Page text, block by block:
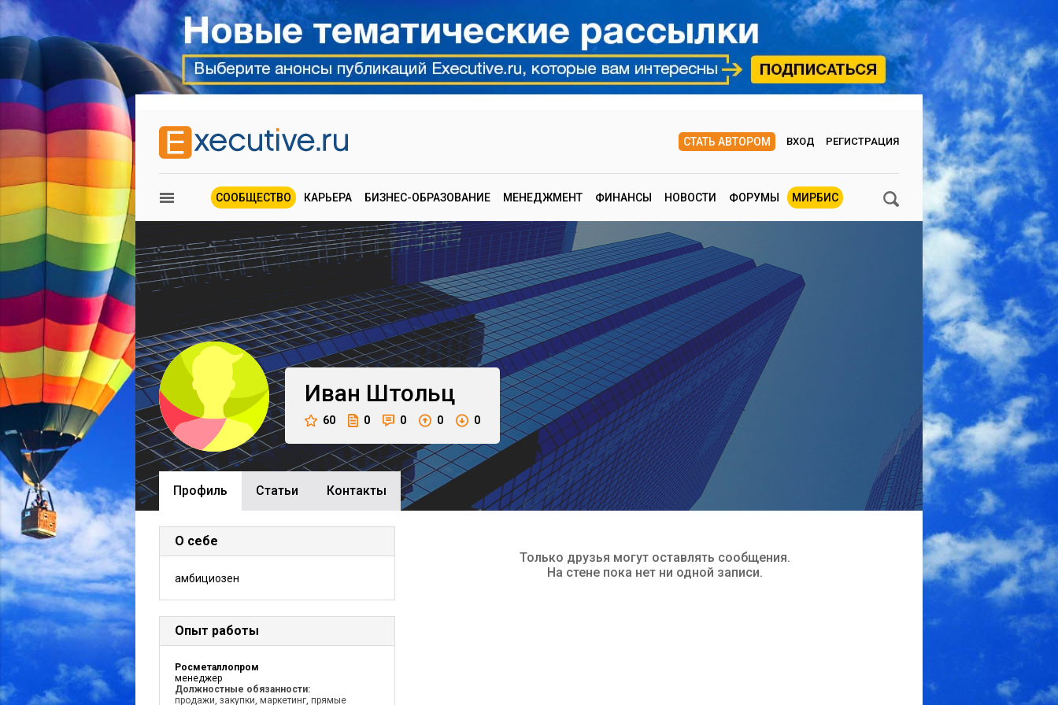
СТАТЬ АВТОРОМ ВХОД РЕГИСТРАЦИЯ
СООБЩЕСТВО КАРЬЕРА БИЗНЕС-ОБРАЗОВАНИЕ МЕНЕДЖМЕНТ ФИНАНСЫ НОВОСТИ ФОРУМЫ МИРБИС
Иван Штольц
60 0 0 0 0
Профиль Cтатьи Контакты
О себе
амбициозен
Опыт работы
Росметаллопром
менеджер
Должностные обязанности:
продажи, закупки, маркетинг, прямые
Только друзья могут оставлять сообщения.
На стене пока нет ни одной записи.